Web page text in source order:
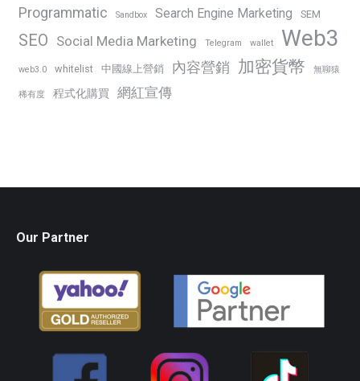
Programmatic
Sandbox Search Engine Marketing SEM
SEO Social Media Marketing Telegram wallet Web3
web3.0 whitelist 中國線上營銷 內容營銷 加密貨幣 無聊猿
稀有度 程式化購買 網紅宣傳
Our Partner